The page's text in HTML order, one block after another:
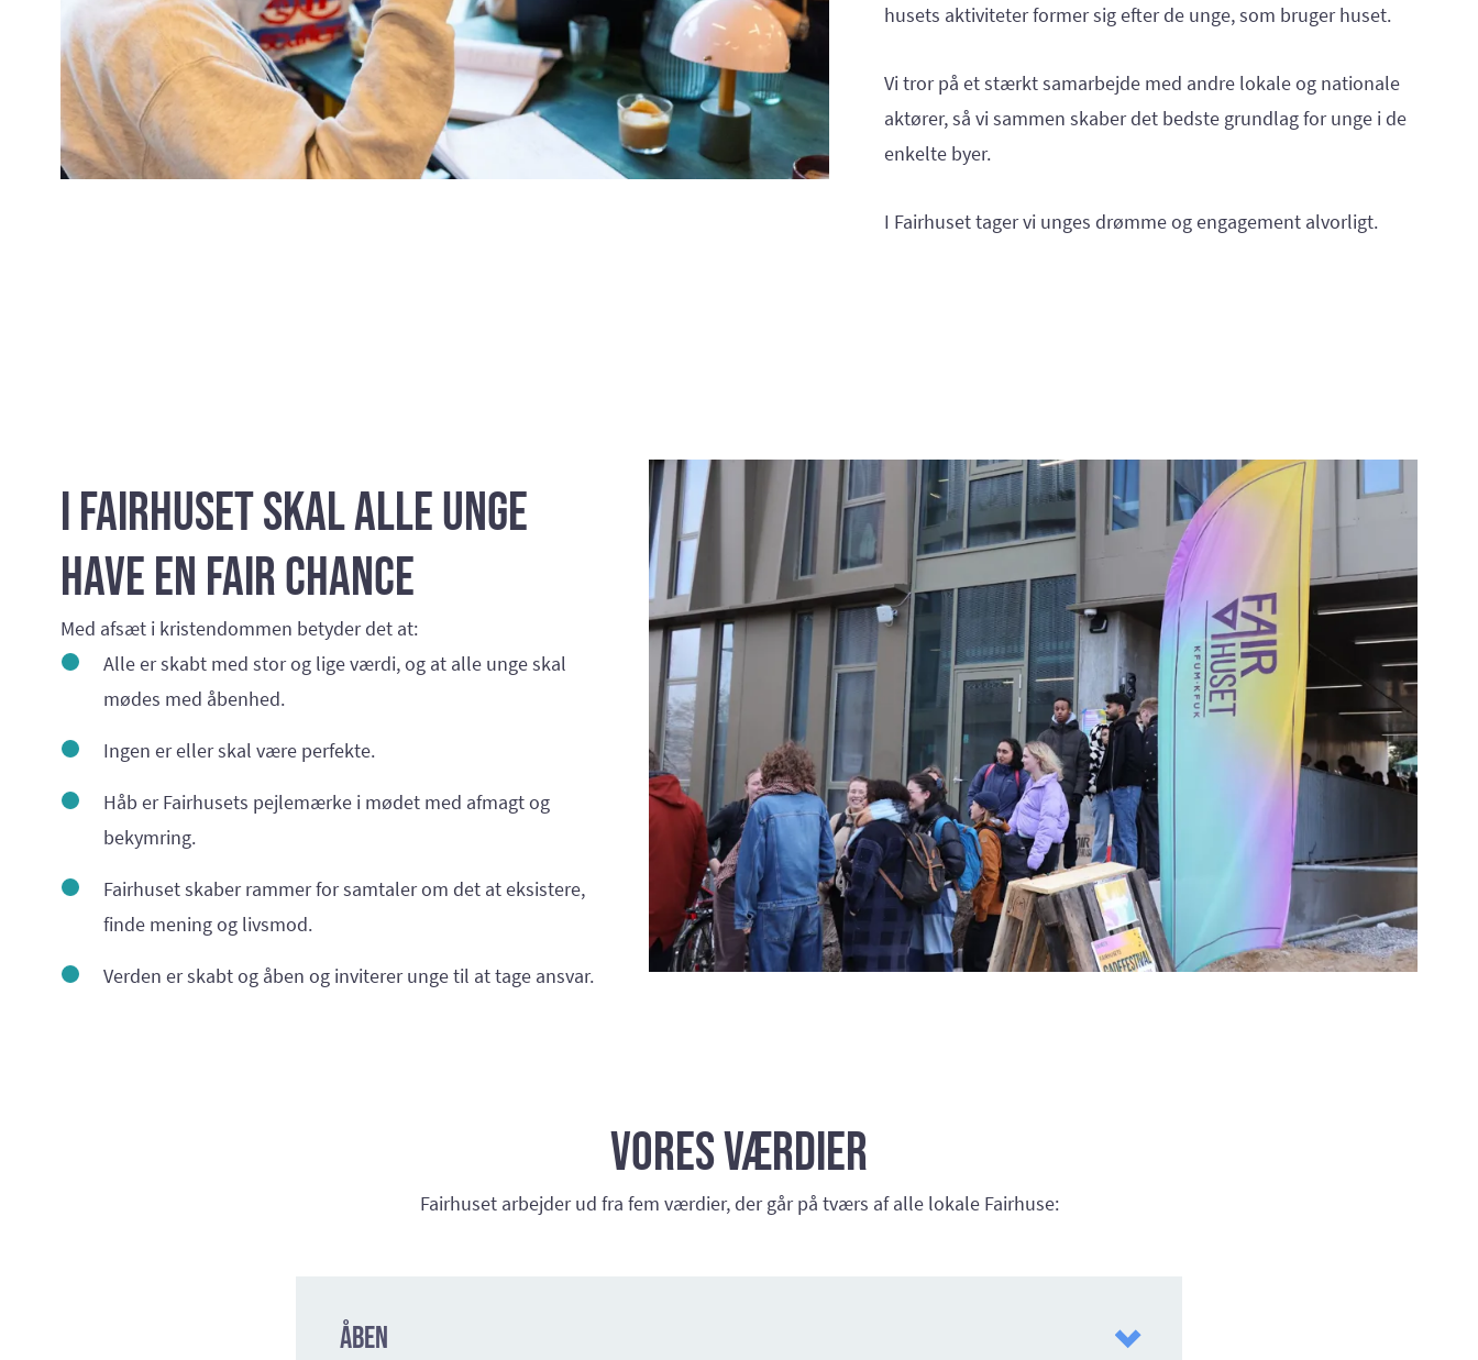
husets aktiviteter former sig efter de unge, som bruger huset.
Vi tror på et stærkt samarbejde med andre lokale og nationale
aktører, så vi sammen skaber det bedste grundlag for unge i de
enkelte byer.
I Fairhuset tager vi unges drømme og engagement alvorligt.
I Fairhuset skal alle unge
have en fair chance
Med afsæt i kristendommen betyder det at:
Alle er skabt med stor og lige værdi, og at alle unge skal
mødes med åbenhed.
Ingen er eller skal være perfekte.
Håb er Fairhusets pejlemærke i mødet med afmagt og
bekymring.
Fairhuset skaber rammer for samtaler om det at eksistere,
finde mening og livsmod.
Verden er skabt og åben og inviterer unge til at tage ansvar.
Vores værdier
Fairhuset arbejder ud fra fem værdier, der går på tværs af alle lokale Fairhuse:
Åben